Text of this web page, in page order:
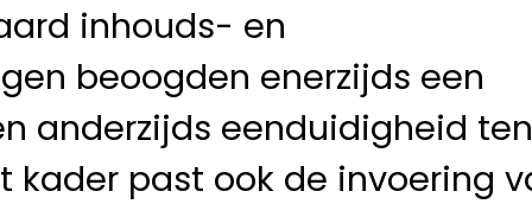
inhouds- en
beoogden enerzijds een
anderzijds eenduidigheid ten
kader past ook de invoering